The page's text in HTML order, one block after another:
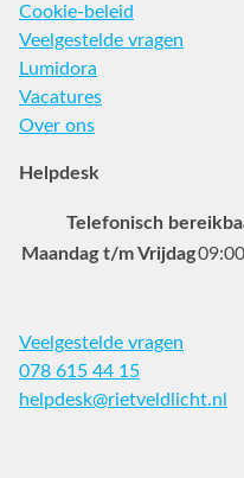
Cookie-beleid
Veelgestelde vragen
Lumidora
Vacatures
Over ons
Helpdesk
Telefonisch
Maandag t/m Vrijdag
Veelgestelde vragen
078 615 44 15
helpdesk@rietveldlicht.nl